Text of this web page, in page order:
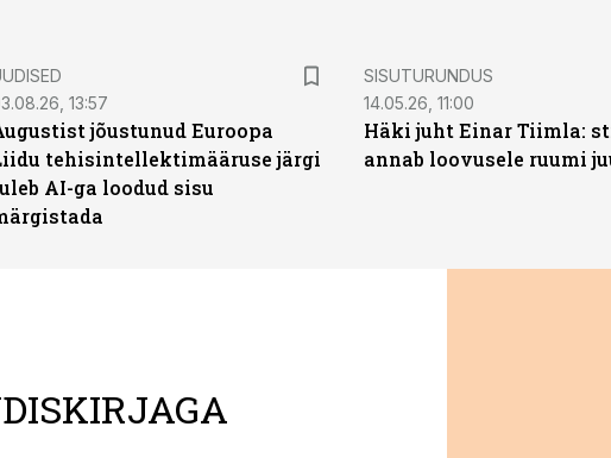
13:57
jõustunud Euroopa
tehisintellektimääruse järgi
AI-ga loodud sisu
ST
SISUTURUNDUS
14.05.26, 11:00
Häki juht Einar Tiimla:
annab loovusele ruumi